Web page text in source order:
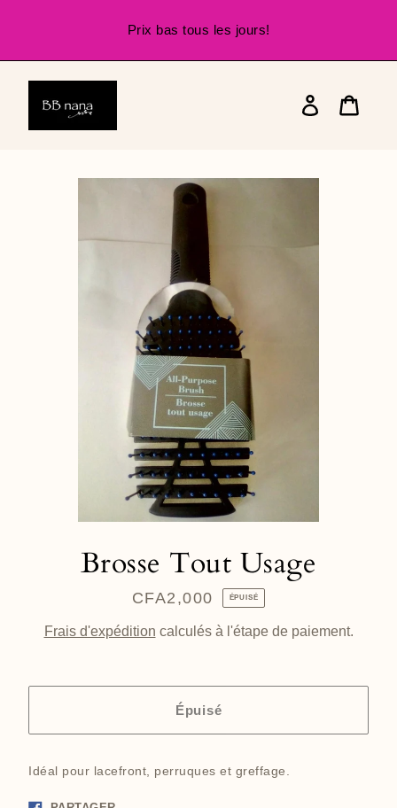
Prix bas tous les jours!
connecter
Brosse Tout Usage
Prix
régulier
CFA2,000 ÉPUISÉ
Frais d'expédition calculés à l'étape de paiement.
Épuisé
Idéal pour lacefront, perruques et greffage.